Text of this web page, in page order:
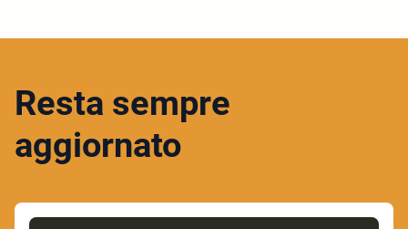
Resta sempre
aggiornato